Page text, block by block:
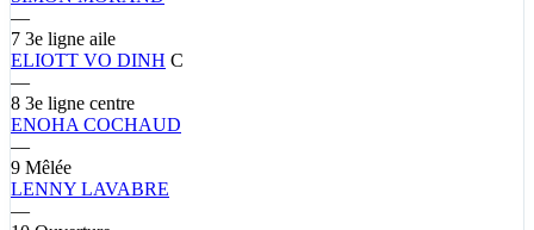
—
7 3e ligne aile
ELIOTT VO DINH C
—
8 3e ligne centre
ENOHA COCHAUD
—
9 Mêlée
LENNY LAVABRE
—